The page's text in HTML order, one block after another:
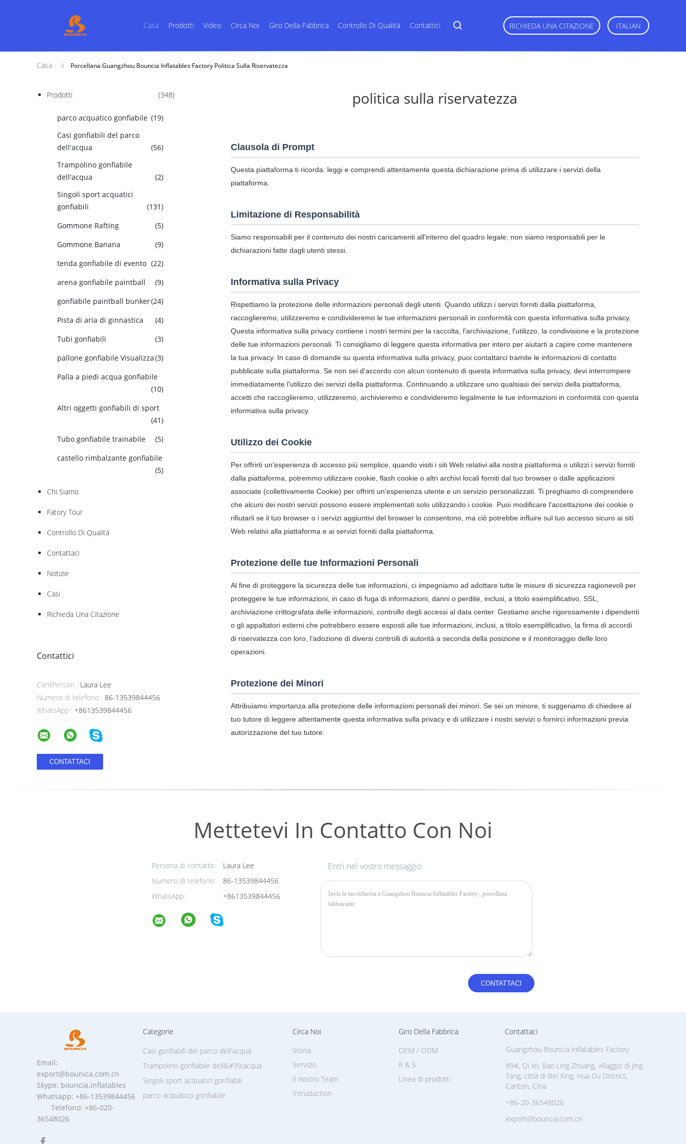
Casa Prodotti Video Circa Noi Giro Della Fabbrica Controllo Di Qualità Contattici RICHIEDA UNA CITAZIONE ITALIAN
Casa Porcellana Guangzhou Bouncia Inflatables Factory Politica Sulla Riservatezza
Prodotti (348)
parco acquatico gonfiabile (19)
Casi gonfiabili del parco
dell'acqua
(56)
Trampolino gonfiabile
dell'acqua
(2)
Singoli sport acquatici
gonfiabili
(131)
Gommone Rafting
(5)
Gommone Banana
(9)
tenda gonfiabile di evento (22)
arena gonfiabile paintball
(9)
gonfiabile paintball bunker(24)
Pista di aria di ginnastica
(4)
Tubi gonfiabili
(3)
pallone gonfiabile Visualizza(3)
Palla a piedi acqua gonfiabile
(10)
Altri oggetti gonfiabili di sport
(41)
Tubo gonfiabile trainabile
(5)
castello rimbalzante gonfiabile
(5)
Chi Siamo
Fatory Tour
Controllo Di Qualità
Contattaci
Notizie
Casi
Richieda Una Citazione
Contattici
ContPerson : Laura Lee
Numero di telefono : 86-13539844456
WhatsApp : +8613539844456
politica sulla riservatezza
Clausola di Prompt
Questa piattaforma ti ricorda: leggi e comprendi attentamente questa dichiarazione prima di utilizzare i servizi della
piattaforma.
Limitazione di Responsabilità
Siamo responsabili per il contenuto dei nostri caricamenti all'interno del quadro legale; non siamo responsabili per le
dichiarazioni fatte dagli utenti stessi.
Informativa sulla Privacy
Rispettiamo la protezione delle informazioni personali degli utenti. Quando utilizzi i servizi forniti dalla piattaforma,
raccoglieremo, utilizzeremo e condivideremo le tue informazioni personali in conformità con questa informativa sulla privacy.
Questa informativa sulla privacy contiene i nostri termini per la raccolta, l'archiviazione, l'utilizzo, la condivisione e la protezione
delle tue informazioni personali. Ti consigliamo di leggere questa informativa per intero per aiutarti a capire come mantenere
la tua privacy. In caso di domande su questa informativa sulla privacy, puoi contattarci tramite le informazioni di contatto
pubblicate sulla piattaforma. Se non sei d'accordo con alcun contenuto di questa informativa sulla privacy, devi interrompere
immediatamente l'utilizzo dei servizi della piattaforma. Continuando a utilizzare uno qualsiasi dei servizi della piattaforma,
accetti che raccoglieremo, utilizzeremo, archivieremo e condivideremo legalmente le tue informazioni in conformità con questa
informativa sulla privacy.
Utilizzo dei Cookie
Per offrirti un'esperienza di accesso più semplice, quando visiti i siti Web relativi alla nostra piattaforma o utilizzi i servizi forniti
dalla piattaforma, potremmo utilizzare cookie, flash cookie o altri archivi locali forniti dal tuo browser o dalle applicazioni
associate (collettivamente Cookie) per offrirti un'esperienza utente e un servizio personalizzati. Ti preghiamo di comprendere
che alcuni dei nostri servizi possono essere implementati solo utilizzando i cookie. Puoi modificare l'accettazione dei cookie o
rifiutarli se il tuo browser o i servizi aggiuntivi del browser lo consentono, ma ciò potrebbe influire sul tuo accesso sicuro ai siti
Web relativi alla piattaforma e ai servizi forniti dalla piattaforma.
Protezione delle tue Informazioni Personali
Al fine di proteggere la sicurezza delle tue informazioni, ci impegniamo ad adottare tutte le misure di sicurezza ragionevoli per
proteggere le tue informazioni, in caso di fuga di informazioni, danni o perdite, inclusi, a titolo esemplificativo, SSL,
archiviazione crittografata delle informazioni, controllo degli accessi al data center. Gestiamo anche rigorosamente i dipendenti
o gli appaltatori esterni che potrebbero essere esposti alle tue informazioni, inclusi, a titolo esemplificativo, la firma di accordi
di riservatezza con loro, l'adozione di diversi controlli di autorità a seconda della posizione e il monitoraggio delle loro
operazioni.
Protezione dei Minori
Attribuiamo importanza alla protezione delle informazioni personali dei minori. Se sei un minore, ti suggeriamo di chiedere al
tuo tutore di leggere attentamente questa informativa sulla privacy e di utilizzare i nostri servizi o fornirci informazioni previa
autorizzazione del tuo tutore.
Mettetevi In ​​contatto Con Noi
Persona di contatto:
Laura Lee
Numero di telefono:
86-13539844456
WhatsApp:
+8613539844456
Entri nel vostro messaggio
Email:
export@bounica.com.cn
Skype: bouncia.inflatables
Whatsapp: +86-13539844456
Telefono: +86-020-
36548026
Categorie
parco acquatico gonfiabile
Casi gonfiabili del parco dell'acqua
Trampolino gonfiabile dell&#39;acqua
Singoli sport acquatici gonfiabili
Circa Noi
Intruduction
Storia
Servizio
Il nostro Team
Giro Della Fabbrica
Linea di prodotti
OEM / ODM
R & S
Contattaci
Guangzhou Bouncia Inflatables Factory
89#, Qi lei, Bao Ling Zhuang, villaggio di Jing
Tang, città di Bei Xing, Hua Du District,
Canton, Cina
+86-20-36548026
export@bouncia.com.cn